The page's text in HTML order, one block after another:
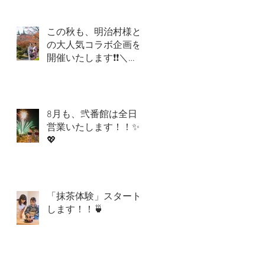
この秋も、明治村様と
の大人気コラボ企画を
開催いたします❗❗＼
8月も、弐番館は全日
営業いたします！！✨
💖
「抹茶体験」スタート
します！！🍵